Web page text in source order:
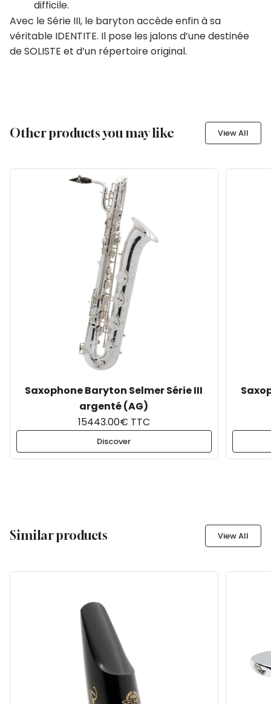
difficile.
Avec le Série III, le baryton accède enfin à sa
véritable IDENTITE. Il pose les jalons d’une destinée
de SOLISTE et d’un répertoire original.
Other products you may like View All
Saxophone Baryton Selmer Série III
argenté (AG)
15443.00€ TTC
Discover
Similar products View All